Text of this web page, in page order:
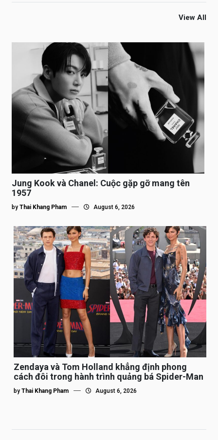
View All
Jung Kook và Chanel: Cuộc gặp gỡ mang tên
1957
by Thai Khang Pham August 6, 2026
Zendaya và Tom Holland khẳng định phong
cách đôi trong hành trình quảng bá Spider-Man
by Thai Khang Pham August 6, 2026